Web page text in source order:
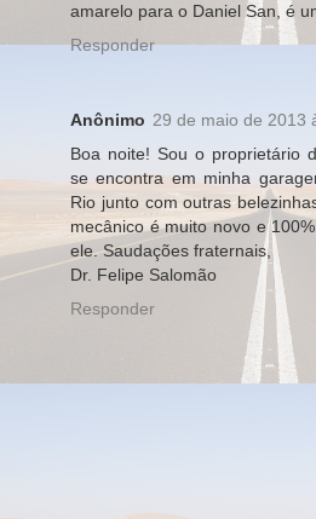
amarelo para o Daniel San, é
Responder
Anônimo 29 de maio de 2013
Boa noite! Sou o proprietário
se encontra em minha
Rio junto com outras
mecânico é muito novo e
ele. Saudações fraternais,
Dr. Felipe Salomão
Responder